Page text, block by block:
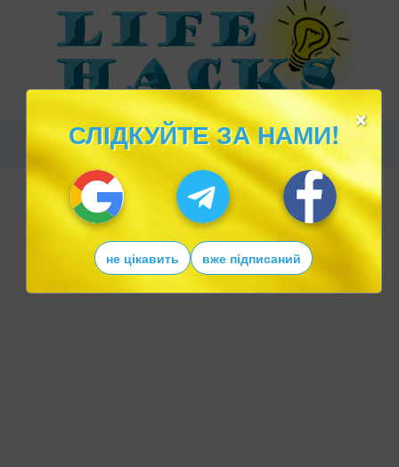
×
СЛІДКУЙТЕ ЗА НАМИ!
не цікавить вже підписаний